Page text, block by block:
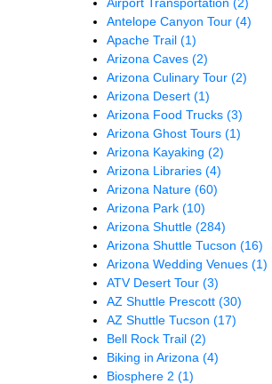
Antelope Canyon Tour (4)
Apache Trail (1)
Arizona Caves (2)
Arizona Culinary Tour (2)
Arizona Desert (1)
Arizona Food Trucks (3)
Arizona Ghost Tours (1)
Arizona Kayaking (2)
Arizona Libraries (4)
Arizona Nature (60)
Arizona Park (10)
Arizona Shuttle (284)
Arizona Shuttle Tucson (16)
Arizona Wedding Venues (1)
ATV Desert Tour (3)
AZ Shuttle Prescott (30)
AZ Shuttle Tucson (17)
Bell Rock Trail (2)
Biking in Arizona (4)
Biosphere 2 (1)